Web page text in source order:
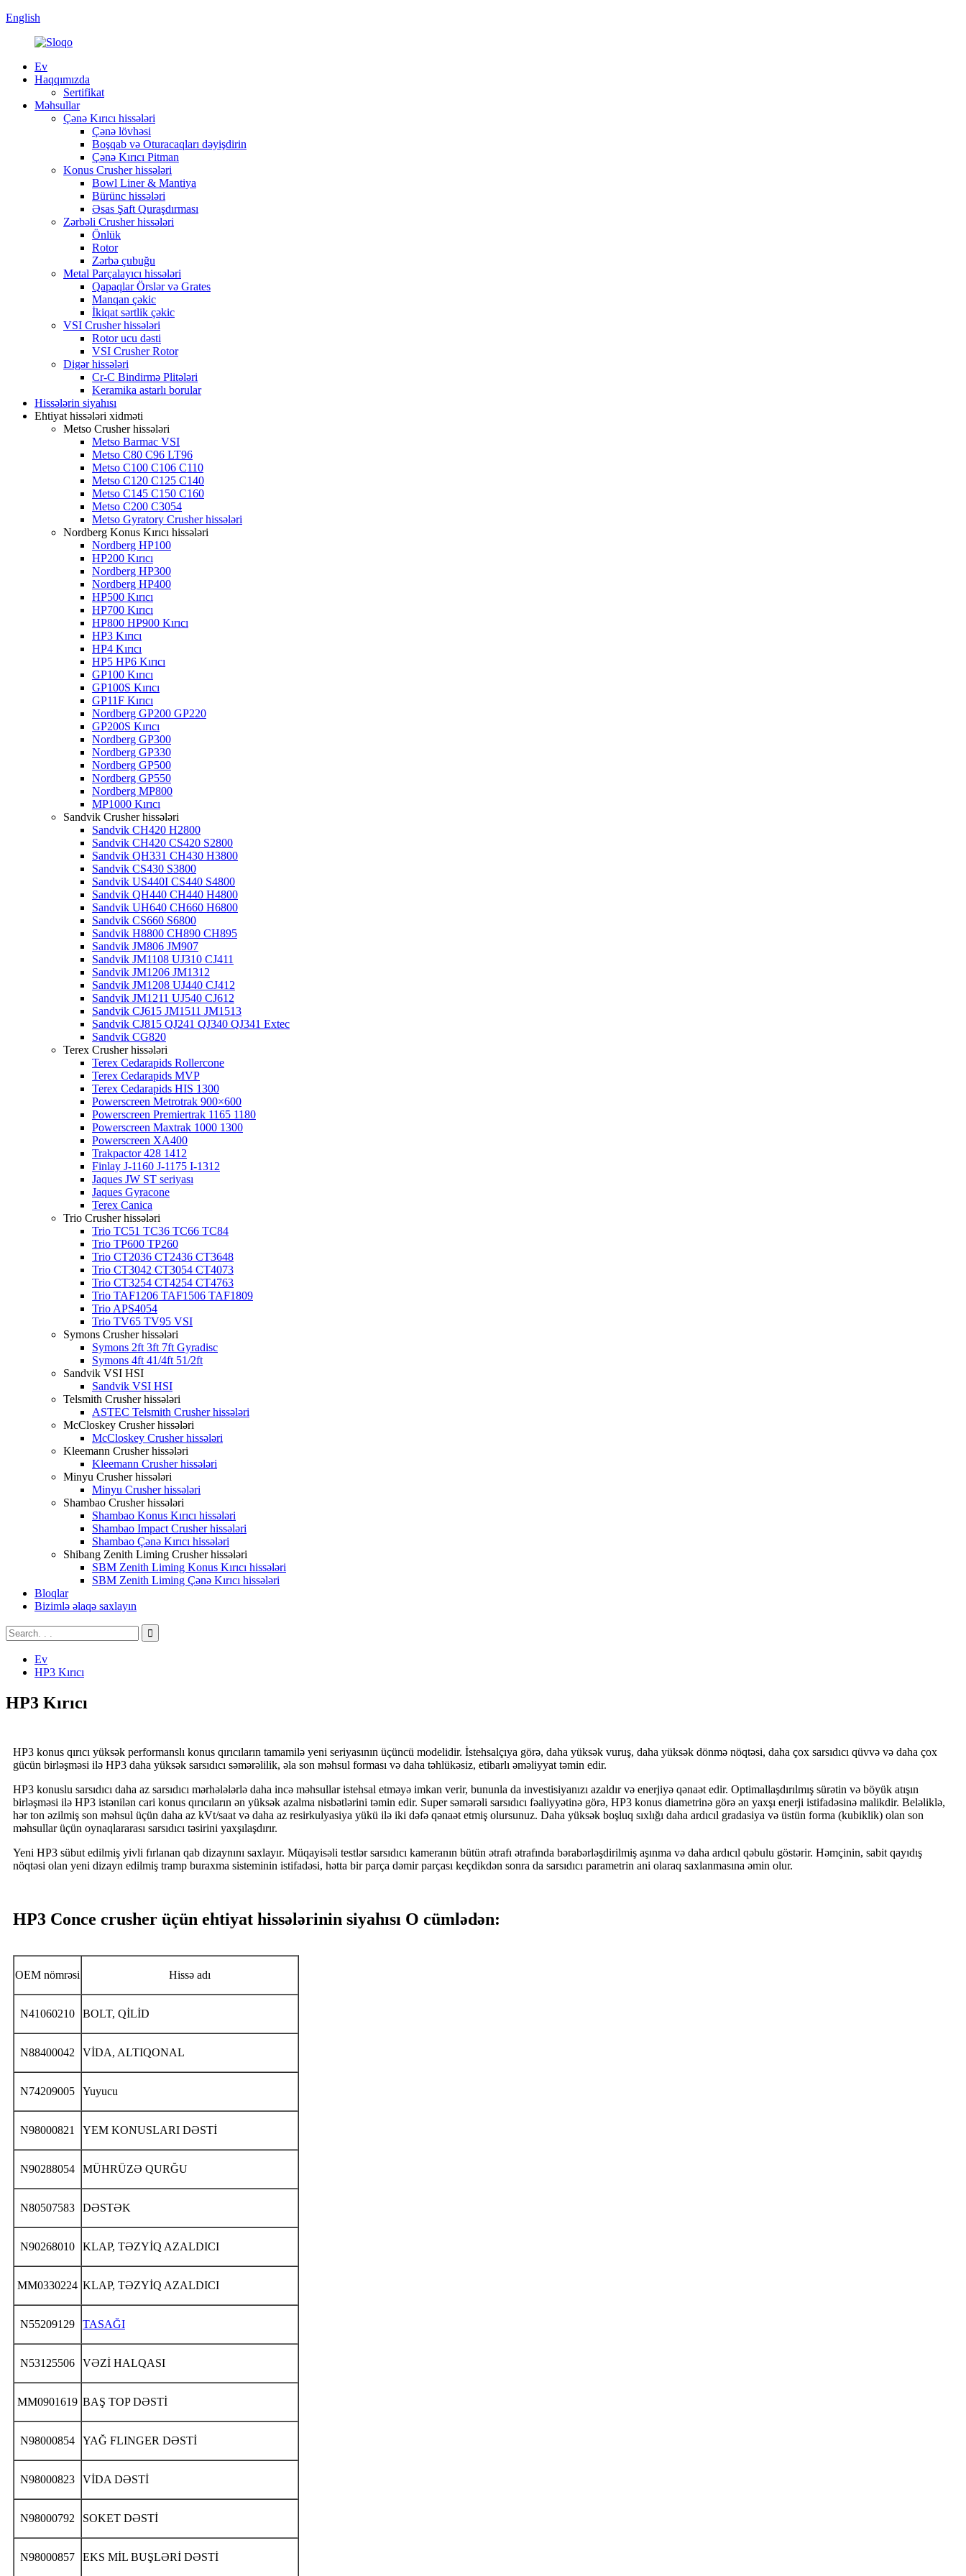
English
Ev
Haqqımızda
Sertifikat
Məhsullar
Çənə Kırıcı hissələri
Çənə lövhəsi
Boşqab və Oturacaqları dəyişdirin
Çənə Kırıcı Pitman
Konus Crusher hissələri
Bowl Liner & Mantiya
Bürünc hissələri
Əsas Şaft Quraşdırması
Zərbəli Crusher hissələri
Önlük
Rotor
Zərbə çubuğu
Metal Parçalayıcı hissələri
Qapaqlar Örslər və Grates
Manqan çəkic
İkiqat sərtlik çəkic
VSI Crusher hissələri
Rotor ucu dəsti
VSI Crusher Rotor
Digər hissələri
Cr-C Bindirmə Plitələri
Keramika astarlı borular
Hissələrin siyahısı
Ehtiyat hissələri xidməti
Metso Crusher hissələri
Metso Barmac VSI
Metso C80 C96 LT96
Metso C100 C106 C110
Metso C120 C125 C140
Metso C145 C150 C160
Metso C200 C3054
Metso Gyratory Crusher hissələri
Nordberg Konus Kırıcı hissələri
Nordberg HP100
HP200 Kırıcı
Nordberg HP300
Nordberg HP400
HP500 Kırıcı
HP700 Kırıcı
HP800 HP900 Kırıcı
HP3 Kırıcı
HP4 Kırıcı
HP5 HP6 Kırıcı
GP100 Kırıcı
GP100S Kırıcı
GP11F Kırıcı
Nordberg GP200 GP220
GP200S Kırıcı
Nordberg GP300
Nordberg GP330
Nordberg GP500
Nordberg GP550
Nordberg MP800
MP1000 Kırıcı
Sandvik Crusher hissələri
Sandvik CH420 H2800
Sandvik CH420 CS420 S2800
Sandvik QH331 CH430 H3800
Sandvik CS430 S3800
Sandvik US440I CS440 S4800
Sandvik QH440 CH440 H4800
Sandvik UH640 CH660 H6800
Sandvik CS660 S6800
Sandvik H8800 CH890 CH895
Sandvik JM806 JM907
Sandvik JM1108 UJ310 CJ411
Sandvik JM1206 JM1312
Sandvik JM1208 UJ440 CJ412
Sandvik JM1211 UJ540 CJ612
Sandvik CJ615 JM1511 JM1513
Sandvik CJ815 QJ241 QJ340 QJ341 Extec
Sandvik CG820
Terex Crusher hissələri
Terex Cedarapids Rollercone
Terex Cedarapids MVP
Terex Cedarapids HIS 1300
Powerscreen Metrotrak 900×600
Powerscreen Premiertrak 1165 1180
Powerscreen Maxtrak 1000 1300
Powerscreen XA400
Trakpactor 428 1412
Finlay J-1160 J-1175 I-1312
Jaques JW ST seriyası
Jaques Gyracone
Terex Canica
Trio Crusher hissələri
Trio TC51 TC36 TC66 TC84
Trio TP600 TP260
Trio CT2036 CT2436 CT3648
Trio CT3042 CT3054 CT4073
Trio CT3254 CT4254 CT4763
Trio TAF1206 TAF1506 TAF1809
Trio APS4054
Trio TV65 TV95 VSI
Symons Crusher hissələri
Symons 2ft 3ft 7ft Gyradisc
Symons 4ft 41/4ft 51/2ft
Sandvik VSI HSI
Sandvik VSI HSI
Telsmith Crusher hissələri
ASTEC Telsmith Crusher hissələri
McCloskey Crusher hissələri
McCloskey Crusher hissələri
Kleemann Crusher hissələri
Kleemann Crusher hissələri
Minyu Crusher hissələri
Minyu Crusher hissələri
Shambao Crusher hissələri
Shambao Konus Kırıcı hissələri
Shambao Impact Crusher hissələri
Shambao Çənə Kırıcı hissələri
Shibang Zenith Liming Crusher hissələri
SBM Zenith Liming Konus Kırıcı hissələri
SBM Zenith Liming Çənə Kırıcı hissələri
Bloqlar
Bizimlə əlaqə saxlayın
Ev
HP3 Kırıcı
HP3 Kırıcı
HP3 konus qırıcı yüksək performanslı konus qırıcıların tamamilə yeni seriyasının üçüncü modelidir. İstehsalçıya görə, daha yüksək vuruş, daha yüksək dönmə nöqtəsi, daha çox sarsıdıcı qüvvə və daha çox
gücün birləşməsi ilə HP3 daha yüksək sarsıdıcı səmərəlilik, əla son məhsul forması və daha təhlükəsiz, etibarlı əməliyyat təmin edir.
HP3 konuslu sarsıdıcı daha az sarsıdıcı mərhələlərlə daha incə məhsullar istehsal etməyə imkan verir, bununla da investisiyanızı azaldır və enerjiyə qənaət edir. Optimallaşdırılmış sürətin və böyük atışın
birləşməsi ilə HP3 istənilən cari konus qırıcıların ən yüksək azalma nisbətlərini təmin edir. Super səmərəli sarsıdıcı fəaliyyətinə görə, HP3 konus diametrinə görə ən yaxşı enerji istifadəsinə malikdir. Beləliklə,
hər ton əzilmiş son məhsul üçün daha az kVt/saat və daha az resirkulyasiya yükü ilə iki dəfə qənaət etmiş olursunuz. Daha yüksək boşluq sıxlığı daha ardıcıl gradasiya və üstün forma (kubiklik) olan son
məhsullar üçün oynaqlararası sarsıdıcı təsirini yaxşılaşdırır.
Yeni HP3 sübut edilmiş yivli fırlanan qab dizaynını saxlayır. Müqayisəli testlər sarsıdıcı kameranın bütün ətrafı ətrafında bərabərləşdirilmiş aşınma və daha ardıcıl qəbulu göstərir. Həmçinin, sabit qayıdış
nöqtəsi olan yeni dizayn edilmiş tramp buraxma sisteminin istifadəsi, hətta bir parça dəmir parçası keçdikdən sonra da sarsıdıcı parametrin ani olaraq saxlanmasına əmin olur.
HP3 Conce crusher üçün ehtiyat hissələrinin siyahısı O cümlədən:
OEM nömrəsi Hissə adı
N41060210 BOLT, QİLİD
N88400042 VİDA, ALTIQONAL
N74209005 Yuyucu
N98000821 YEM KONUSLARI DƏSTİ
N90288054 MÜHRÜZƏ QURĞU
N80507583 DƏSTƏK
N90268010 KLAP, TƏZYİQ AZALDICI
MM0330224 KLAP, TƏZYİQ AZALDICI
N55209129 TASAĞI
N53125506 VƏZİ HALQASI
MM0901619 BAŞ TOP DƏSTİ
N98000854 YAĞ FLINGER DƏSTİ
N98000823 VİDA DƏSTİ
N98000792 SOKET DƏSTİ
N98000857 EKS MİL BUŞLƏRİ DƏSTİ